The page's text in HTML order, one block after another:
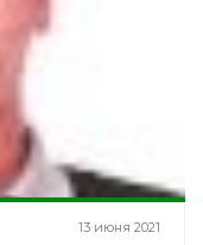
13 июня 2021